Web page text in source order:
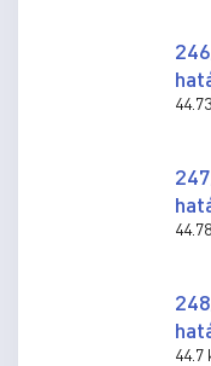
44.7